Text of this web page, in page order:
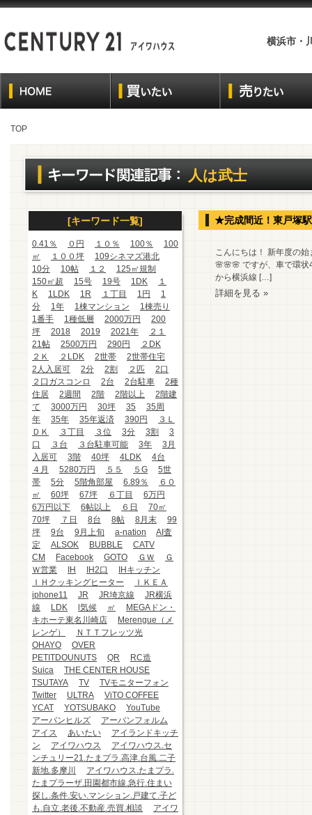
横浜市・
TOP
人は武士
[キーワード一覧]
0.41％ ０円 １０％ 100％
100
㎡
１００坪
109シネマズ港北
10分
10帖 １２
125㎡規制
150㎡超
15号 19号 1DK
１
K
1LDK 1R １丁目 1円
1
分
1年 1棟マンション
1棟売り
1番手
1種低層 2000万円
200
坪
2018 2019 2021年
２１
21帖
2500万円 290円
２DK
２Ｋ
２LDK 2世帯
2世帯住宅
2人入居可
2分 2割 ２匹
2口
２口ガスコンロ
2台 2台駐車
2種
住居
2週間 2階 2階以上
2階建
て
3000万円 30坪 35
35周
年
35年 35年返済 390円
３Ｌ
ＤＫ
３丁目 ３位 3分 3割
3
口
３台 ３台駐車可能 3年
3月
入居可
3階 40坪 4LDK
4台
４月
5280万円 ５５ ５G
5世
帯
5分 5階角部屋 6.89％
６０
㎡
60坪 67坪 ６丁目
6万円
6万円以下
6帖以上 ６日
70㎡
70坪
７日 8台 8帖 8月末
99
坪
9台 9月上旬 a-nation
AI査
定
ALSOK BUBBLE
CATV
CM
Facebook GOTO ＧＷ
Ｇ
Ｗ営業
IH IH2口
IHキッチン
ＩＨクッキングヒーター
ＩＫＥＡ
iphone11
JR JR埼京線
JR横浜
線
LDK l気候 ㎡
MEGAドン・
キホーテ東名川崎店
Merengue（メ
レンゲ）
ＮＴＴフレッツ光
OHAYO
OVER
PETITDOUNUTS
QR
RC造
Suica
THE CENTER HOUSE
TSUTAYA
TV
TVモニターフォン
Twitter
ULTRA
ViTO COFFEE
YCAT
YOTSUBAKO
YouTube
アーバンヒルズ
アーバンフォルム
アイス
あいたい
アイランドキッチ
ン
アイワハウス
アイワハウス.セ
ンチュリー21.たまプラ.高津.台風.二子
新地.多摩川
アイワハウス.たまプラ.
たまプラーザ.田園都市線.急行.住まい
探し.条件.安い.マンション.戸建て.子ど
も.自立.老後.不動産.売買.相談
アイワ
★完成間近！東戸塚
こんにちは！ 新年度の
🌸🌸🌸 ですが、車で環
から横浜線 […]
詳細を見る »